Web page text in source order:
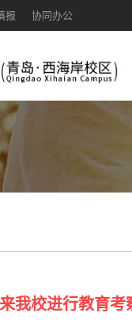
报 协同办公
我校进行教育考